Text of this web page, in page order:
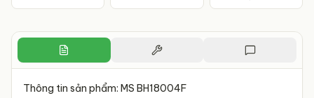
Thông tin sản phẩm: MS BH18004F